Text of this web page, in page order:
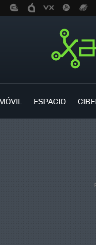
ESPACIO